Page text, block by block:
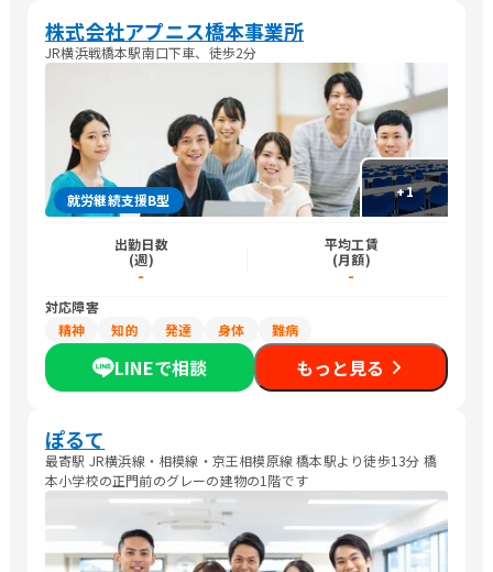
株式会社アプニス橋本事業所
JR横浜戦橋本駅南口下車、徒歩2分
+1
就労継続支援B型
出勤日数
(週)
-
平均工賃
(月額)
-
対応障害
精神
知的 発達 身体 難病
LINEで相談 もっと見る
ぽるて
最寄駅 JR横浜線・相模線・京王相模原線 橋本駅より徒歩13分 橋
本小学校の正門前のグレーの建物の1階です